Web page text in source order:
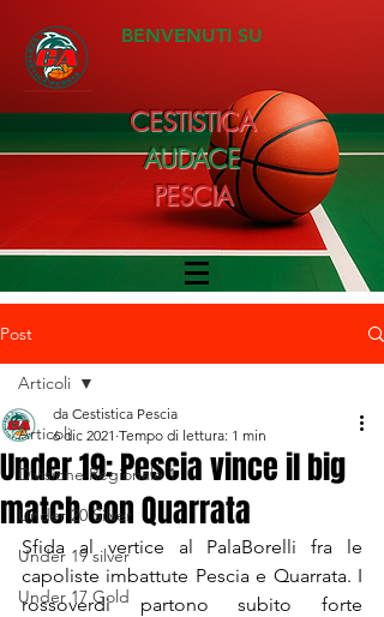
BENVENUTI SU
CESTISTICA
AUDACE
PESCIA
Post
Articoli
Divisione Regionale 1
Under 20 Silver
Under 19 silver
Under 17 Gold
Articoli
Under 19: Pescia vince il big
match con Quarrata
da Cestistica Pescia
6 dic 2021 Tempo di lettura: 1 min
Sfida al vertice al PalaBorelli fra le
capoliste imbattute Pescia e Quarrata. I
rossoverdi partono subito forte